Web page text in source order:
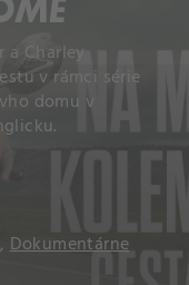
a Charley
v rámci série
domu v
, Dokumentárne